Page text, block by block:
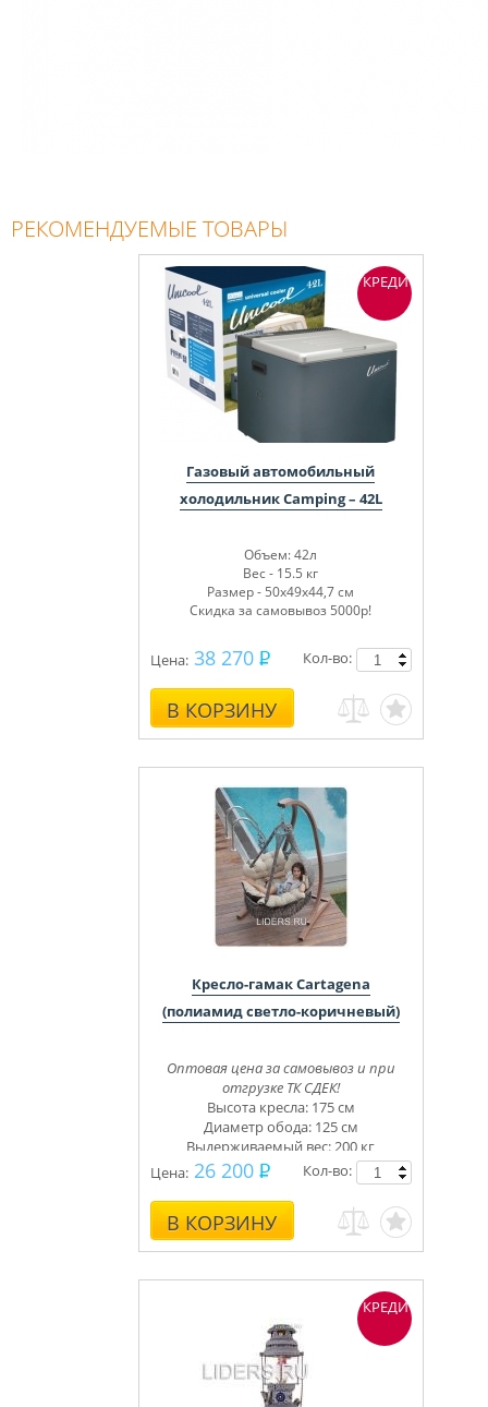
РЕКОМЕНДУЕМЫЕ ТОВАРЫ
Газовый автомобильный
холодильник Camping – 42L
Объем: 42л
Вес - 15.5 кг
Размер - 50х49х44,7 см
Скидка за самовывоз 5000р!
Цена: 38 270
В КОРЗИНУ
Кол-во:
КРЕДИТ
Кресло-гамак Cartagena
(полиамид светло-коричневый)
Оптовая цена за самовывоз и при
отгрузке ТК СДЕК!
Высота кресла: 175 см
Диаметр обода: 125 см
Выдерживаемый вес: 200 кг
Цена: 26 200
В КОРЗИНУ
Кол-во:
КРЕДИТ